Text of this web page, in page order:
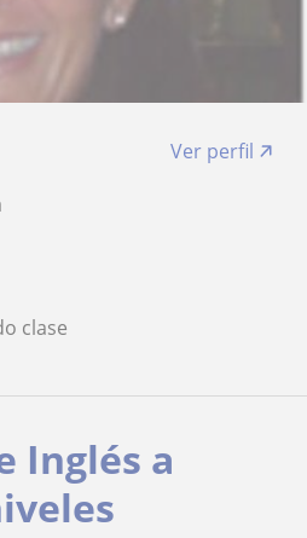
Ver perfil
clase
Inglés a